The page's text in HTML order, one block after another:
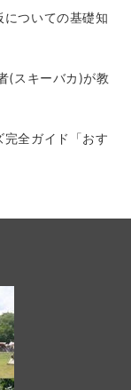
についての基礎知
(スキーバカ)が教
完全ガイド「おす